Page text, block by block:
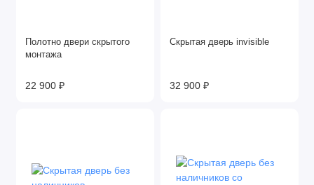
Полотно двери скрытого
монтажа
22 900 ₽
Скрытая дверь invisible
32 900 ₽